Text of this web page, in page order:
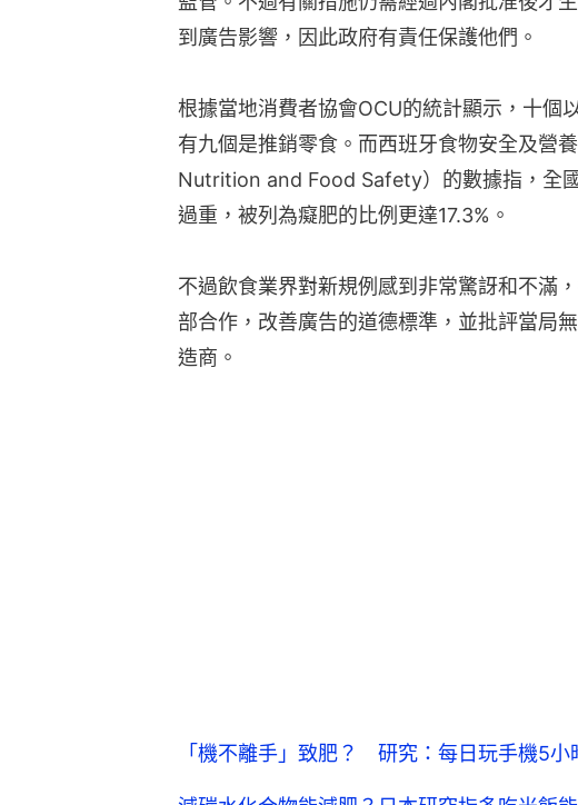
到廣告影響，因此政府有責任保護他們。
根據當地消費者協會OCU的統計顯示，十個
有九個是推銷零食。而西班牙食物安全及營
Nutrition and Food Safety）的數據指，全
過重，被列為癡肥的比例更達17.3%。
不過飲食業界對新規例感到非常驚訝和不滿
部合作，改善廣告的道德標準，並批評當局
造商。
「機不離手」致肥？ 研究：每日玩手機5